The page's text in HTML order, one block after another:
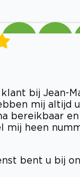
bij Jean-
mij altijd
bereikbaar
mij heen
bent u bij